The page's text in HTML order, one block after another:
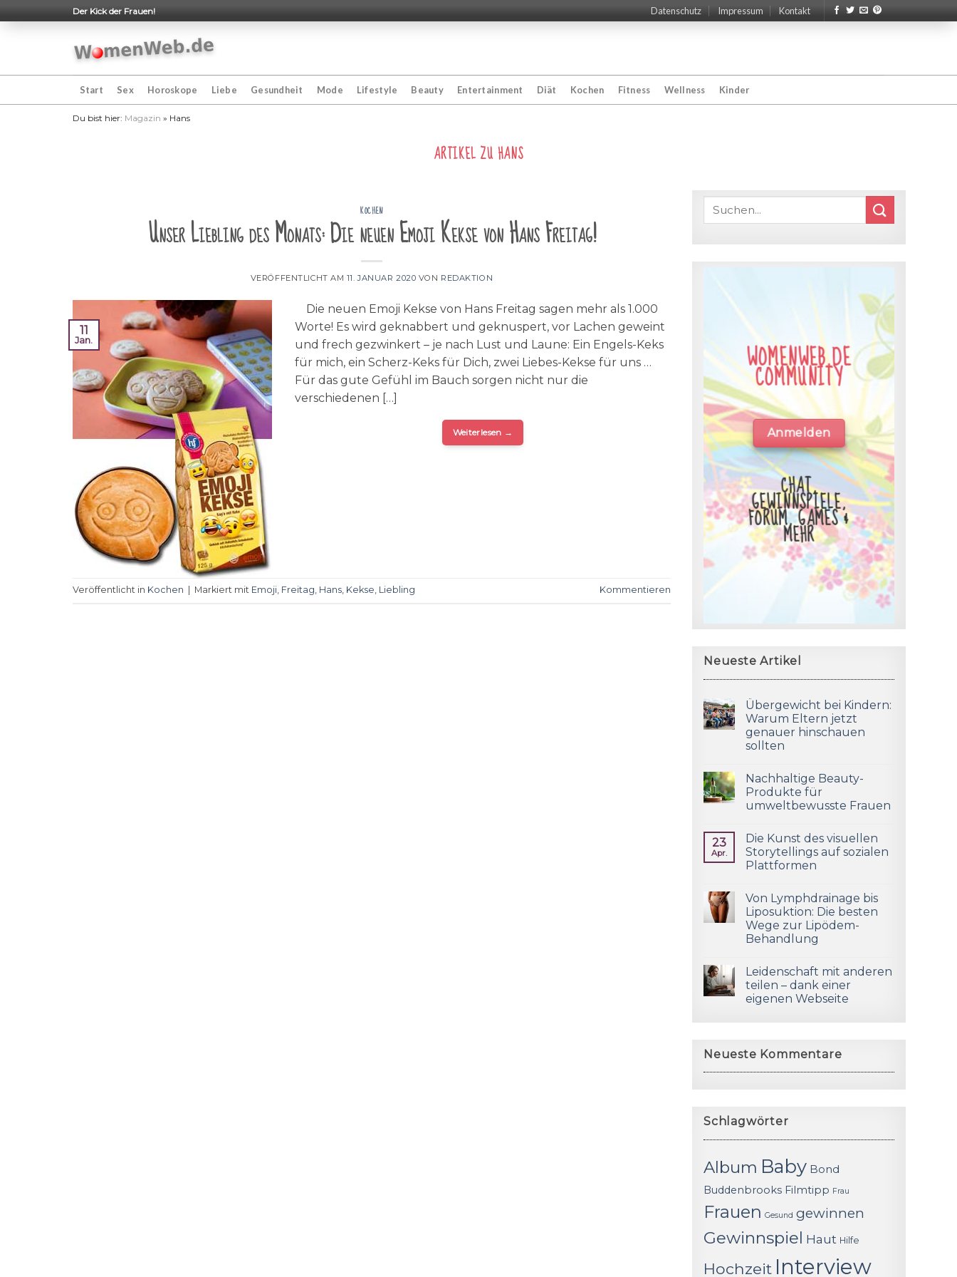
to
Der Kick der Frauen! Datenschutz Impressum Kontakt
Start Sex Horoskope Liebe Gesundheit Mode Lifestyle Beauty Entertainment Diät Kochen Fitness Wellness Kinder
Du bist hier: Magazin » Hans
ARTIKEL ZU HANS
KOCHEN
Unser Liebling des Monats: Die neuen Emoji Kekse von Hans Freitag!
VERÖFFENTLICHT AM 11. JANUAR 2020 VON REDAKTION
11
Jan.
Die neuen Emoji Kekse von Hans Freitag sagen mehr als 1.000
Worte! Es wird geknabbert und geknuspert, vor Lachen geweint
und frech gezwinkert – je nach Lust und Laune: Ein Engels-Keks
für mich, ein Scherz-Keks für Dich, zwei Liebes-Kekse für uns …
Für das gute Gefühl im Bauch sorgen nicht nur die
verschiedenen […]
Weiterlesen →
Veröffentlicht in Kochen Markiert mit Emoji, Freitag, Hans, Kekse, Liebling Kommentieren
WOMENWEB.DE
COMMUNITY
Anmelden
CHAT,
GEWINNSPIELE,
FORUM, GAMES &
MEHR
Neueste Artikel
Übergewicht bei Kindern:
Warum Eltern jetzt
genauer hinschauen
sollten
Nachhaltige Beauty-
Produkte für
umweltbewusste Frauen
23
Apr.
Die Kunst des visuellen
Storytellings auf sozialen
Plattformen
Von Lymphdrainage bis
Liposuktion: Die besten
Wege zur Lipödem-
Behandlung
Leidenschaft mit anderen
teilen – dank einer
eigenen Webseite
Neueste Kommentare
Schlagwörter
Album Baby Bond
Buddenbrooks Filmtipp Frau
Frauen Gesund gewinnen
Gewinnspiel Haut Hilfe
Hochzeit Interview